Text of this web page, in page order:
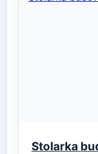
Stolarka